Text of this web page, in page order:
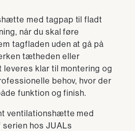
med tagpap til fladt
når du skal føre
tagfladen uden at gå på
tætheden eller
klar til montering og
behov, hvor der
funktion og finish.
ventilationshætte med
hos JUALs